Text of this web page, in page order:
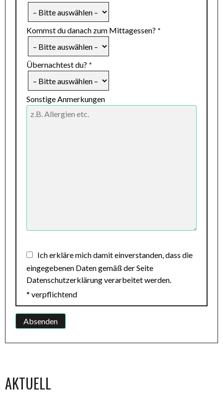
Kommst du danach zum Mittagessen? *
Übernachtest du? *
Sonstige Anmerkungen
Ich erkläre mich damit einverstanden, dass die
eingegebenen Daten gemäß der Seite
Datenschutzerklärung verarbeitet werden.
* verpflichtend
AKTUELL